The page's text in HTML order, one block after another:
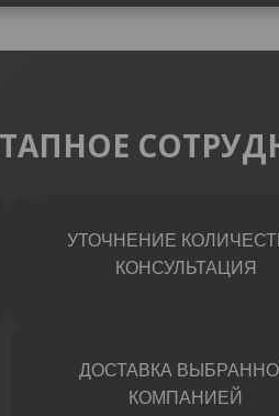
УТОЧНЕНИЕ
КОНСУЛЬТАЦИЯ
ДОСТАВКА
КОМПАНИЕЙ